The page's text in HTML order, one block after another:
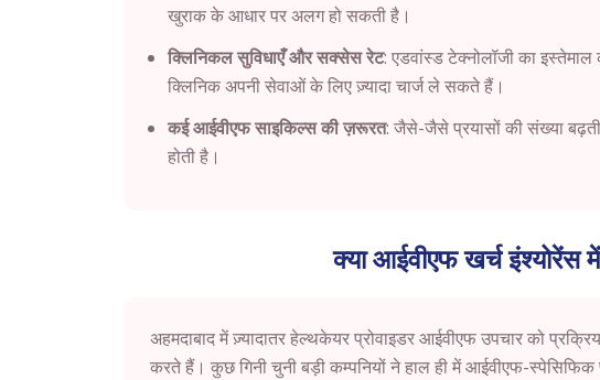
खुराक के आधार पर अलग हो सकती है।
क्लिनिकल सुविधाएँ और सक्सेस रेट: एडवांस्ड टेक्नोलॉजी का
क्लिनिक अपनी सेवाओं के लिए ज़्यादा चार्ज ले सकते हैं।
कई आईवीएफ साइकिल्स की ज़रूरत: जैसे-जैसे प्रयासों की संख्या
होती है।
क्या आईवीएफ खर्च इंश्योरेंस
अहमदाबाद में ज़्यादातर हेल्थकेयर प्रोवाइडर आईवीएफ उपचार को
करते हैं। कुछ गिनी चुनी बड़ी कम्पनियों ने हाल ही में आईवीएफ-